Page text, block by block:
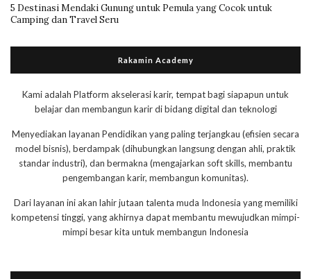
5 Destinasi Mendaki Gunung untuk Pemula yang Cocok untuk
Camping dan Travel Seru
Rakamin Academy
Kami adalah Platform akselerasi karir, tempat bagi siapapun untuk
belajar dan membangun karir di bidang digital dan teknologi
Menyediakan layanan Pendidikan yang paling terjangkau (efisien secara
model bisnis), berdampak (dihubungkan langsung dengan ahli, praktik
standar industri), dan bermakna (mengajarkan soft skills, membantu
pengembangan karir, membangun komunitas).
Dari layanan ini akan lahir jutaan talenta muda Indonesia yang memiliki
kompetensi tinggi, yang akhirnya dapat membantu mewujudkan mimpi-
mimpi besar kita untuk membangun Indonesia